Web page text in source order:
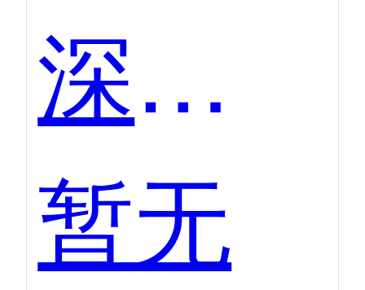
深瞳灵犀
暂无